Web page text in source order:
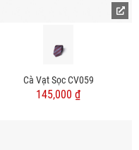
Cà Vạt Sọc CV059
145,000 ₫